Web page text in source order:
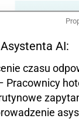
AI:
czasu
Pracownicy